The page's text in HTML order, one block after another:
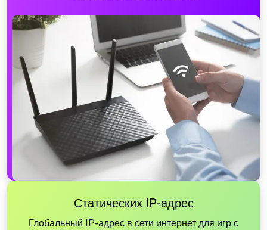
Статических IP-адрес
Глобальный IP-адрес в сети интернет для игр с